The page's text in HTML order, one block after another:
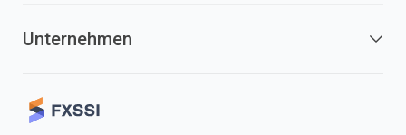
Unternehmen